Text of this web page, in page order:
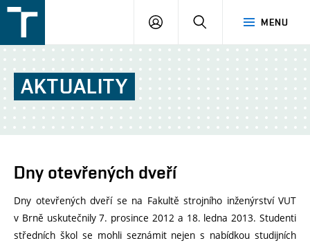
v
Brně
MENU
PŘIHLÁŠENÍ
AKTUALITY
Dny otevřených dveří
Dny otevřených dveří se na Fakultě strojního inženýrství VUT
v Brně uskutečnily 7. prosince 2012 a 18. ledna 2013. Studenti
středních škol se mohli seznámit nejen s nabídkou studijních